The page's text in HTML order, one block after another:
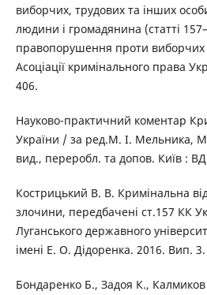
виборчих, трудових та інших
людини і громадянина (статті
правопорушення проти виборчих
Асоціації кримінального права
406.
Науково-практичний коментар
України / за ред.М. І. Мельника,
вид., переробл. та допов. Київ :
Кострицький В. В. Кримінальна
злочини, передбачені ст.157 КК
Луганського державного
імені Е. О. Дідоренка. 2016. Вип.
Бондаренко Б., Задоя К.,